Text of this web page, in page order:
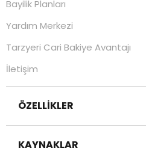
Bayilik Planları
Yardım Merkezi
Tarzyeri Cari Bakiye Avantajı
İletişim
ÖZELLİKLER
KAYNAKLAR